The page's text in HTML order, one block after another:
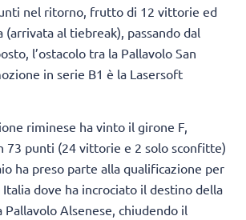
nel ritorno, frutto di 12 vittorie ed
(arrivata al tiebreak), passando dal
l’ostacolo tra la Pallavolo San
in serie B1 è la Lasersoft
riminese ha vinto il girone F,
73 punti (24 vittorie e 2 solo sconfitte)
ha preso parte alla qualificazione per
Italia dove ha incrociato il destino della
Pallavolo Alsenese, chiudendo il